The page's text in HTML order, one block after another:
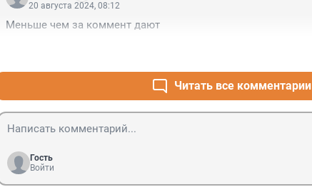
20 августа 2024, 08:12
Меньше чем за коммент дают
Читать все комментарии
Гость
Войти